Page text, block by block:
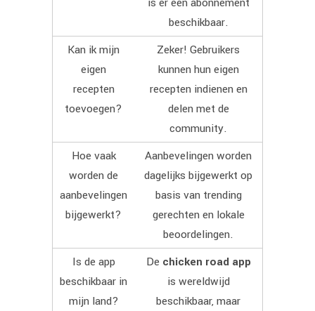
beschikbaar.
Kan ik mijn
eigen
recepten
toevoegen?
Zeker! Gebruikers
kunnen hun eigen
recepten indienen en
delen met de
community.
Hoe vaak
worden de
aanbevelingen
bijgewerkt?
Aanbevelingen worden
dagelijks bijgewerkt op
basis van trending
gerechten en lokale
beoordelingen.
Is de app
beschikbaar in
mijn land?
De chicken road app
is wereldwijd
beschikbaar, maar